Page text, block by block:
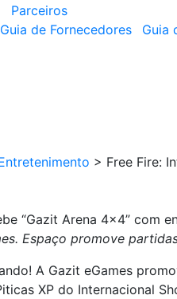
Parceiros
Guia de Fornecedores Guia
> Free Fire:
“Gazit Arena 4×4” com
Espaço promove
A Gazit eGames
XP do Internacional